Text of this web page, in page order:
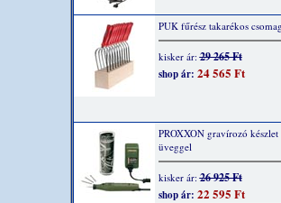
PUK fűrész takarékos
kisker ár:29 265 Ft
shop ár: 24 565 Ft
PROXXON gravírozó készlet
üveggel
kisker ár:26 925 Ft
shop ár: 22 595 Ft